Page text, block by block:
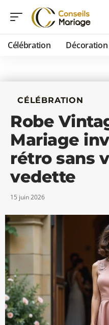
Célébration Décoration
CÉLÉBRATION
Robe
Mariage
rétro sans
vedette
15 juin 2026